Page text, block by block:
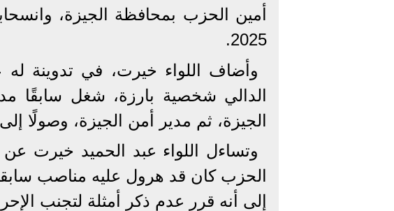
أمين الحزب بمحافظة الجيزة،
2025.
وأضاف اللواء خيرت، في تدوينة
الدالي شخصية بارزة، شغل سابقًا
الجيزة، ثم مدير أمن الجيزة، وصولًا
وتساءل اللواء عبد الحميد خيرت عن
الحزب كان قد هرول عليه مناصب
إلى أنه قرر عدم ذكر أمثلة لتجنب